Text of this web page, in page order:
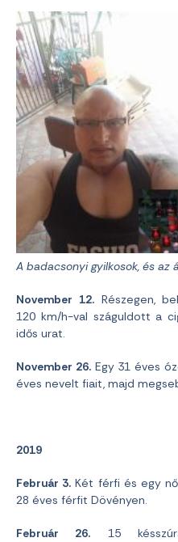
A badacsonyi gyilkosok, és az
November 12.Részegen,
120 km/h-val száguldott a
idős urat.
November 26.Egy 31 éves
éves nevelt fiait, majd
2019
Február 3. Két férfi és egy
28 éves férfit Dövényen.
Február 26. 15